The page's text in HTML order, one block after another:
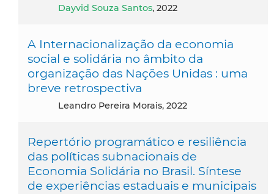
Dayvid Souza Santos, 2022
A Internacionalização da economia
social e solidária no âmbito da
organização das Nações Unidas : uma
breve retrospectiva
Leandro Pereira Morais, 2022
Repertório programático e resiliência
das políticas subnacionais de
Economia Solidária no Brasil. Síntese
de experiências estaduais e municipais